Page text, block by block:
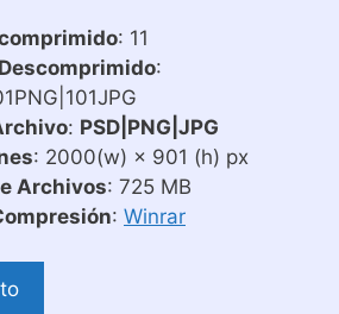
US$.
actual
es:
20,00 US$.
: 11
:
: PSD|PNG|JPG
: 2000(w) × 901 (h) px
Archivos: 725 MB
: Winrar